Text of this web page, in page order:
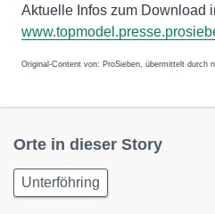
Aktuelle Infos zum Download
Original-Content von: ProSieben, übermittelt durch
Orte in dieser Story
Unterföhring